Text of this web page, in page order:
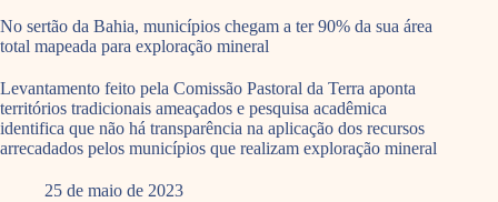
No sertão da Bahia, municípios chegam a ter 90% da sua área
total mapeada para exploração mineral
Levantamento feito pela Comissão Pastoral da Terra aponta
territórios tradicionais ameaçados e pesquisa acadêmica
identifica que não há transparência na aplicação dos recursos
arrecadados pelos municípios que realizam exploração mineral
25 de maio de 2023